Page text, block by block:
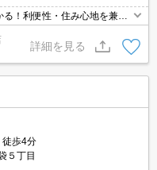
！利便性・住み心地を兼ね
い。お部屋探しはタウンハ
詳細を見る
徒歩4分
５丁目